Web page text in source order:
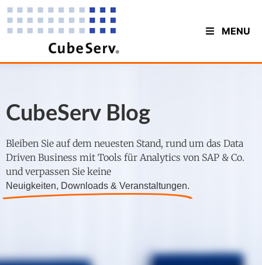
MENU
CubeServ Blog
Bleiben Sie auf dem neuesten Stand, rund um das Data
Driven Business mit Tools für Analytics von SAP & Co.
und verpassen Sie keine
Neuigkeiten, Downloads & Veranstaltungen.